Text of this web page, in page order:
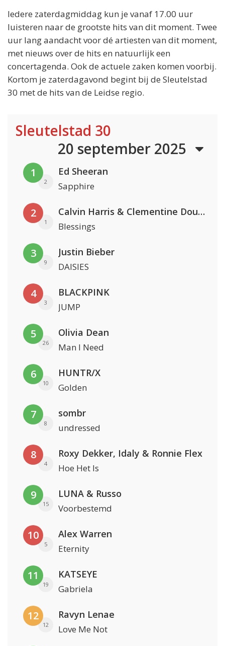
Iedere zaterdagmiddag kun je vanaf 17.00 uur
luisteren naar de grootste hits van dit moment. Twee
uur lang aandacht voor dé artiesten van dit moment,
met nieuws over de hits en natuurlijk een
concertagenda. Ook de actuele zaken komen voorbij.
Kortom je zaterdagavond begint bij de Sleutelstad
30 met de hits van de Leidse regio.
Sleutelstad 30
20 september 2025
1
2
Ed Sheeran
Sapphire
2
1
Calvin Harris & Clementine Douglas
Blessings
3
9
Justin Bieber
DAISIES
4
3
BLACKPINK
JUMP
5
26
Olivia Dean
Man I Need
6
10
HUNTR/X
Golden
7
8
sombr
undressed
8
4
Roxy Dekker, Idaly & Ronnie Flex
Hoe Het Is
9
15
LUNA & Russo
Voorbestemd
10
5
Alex Warren
Eternity
11
19
KATSEYE
Gabriela
12
12
Ravyn Lenae
Love Me Not